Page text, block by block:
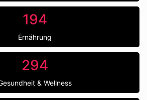
194
Ernährung
294
& Wellness